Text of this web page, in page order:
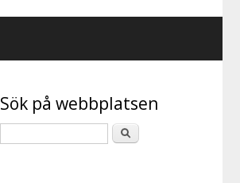
Sök på webbplatsen